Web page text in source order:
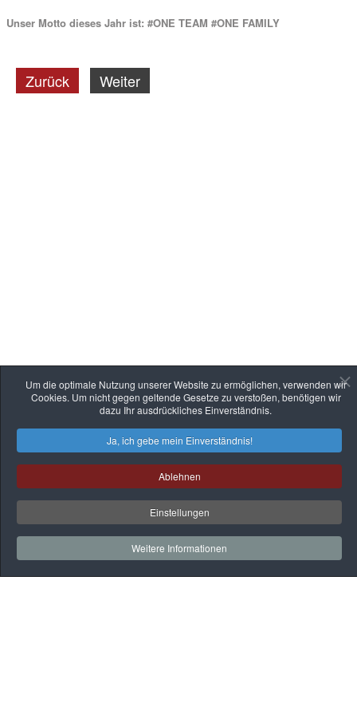
Um die optimale Nutzung unserer Website zu ermöglichen, verwenden wir
Cookies. Um nicht gegen geltende Gesetze zu verstoßen, benötigen wir
dazu Ihr ausdrückliches Einverständnis.
Ja, ich gebe mein Einverständnis!
Ablehnen
Einstellungen
Weitere Informationen
Unser Motto dieses Jahr ist: #ONE TEAM #ONE FAMILY
Zurück Weiter